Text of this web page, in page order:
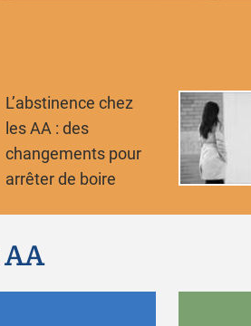
L’abstinence chez
les AA : des
changements pour
arrêter de boire